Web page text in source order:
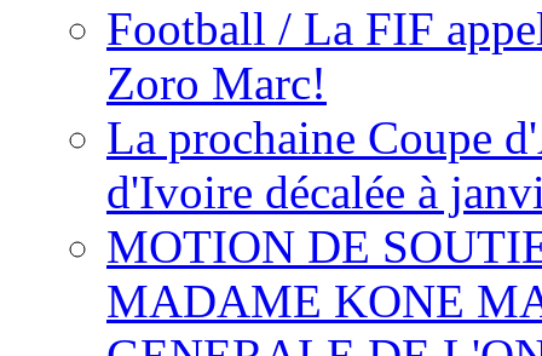
Football / La FIF
Zoro Marc!
La prochaine Coupe
d'Ivoire décalée à
MOTION DE
MADAME KONE